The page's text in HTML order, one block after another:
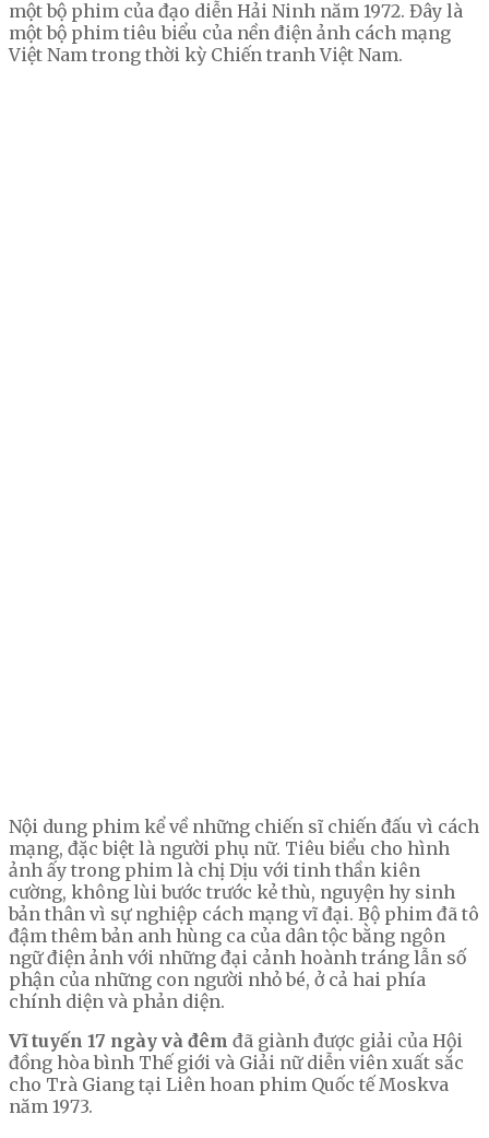
một bộ phim của đạo diễn Hải Ninh năm 1972. Đây là
một bộ phim tiêu biểu của nền điện ảnh cách mạng
Việt Nam trong thời kỳ Chiến tranh Việt Nam.
Nội dung phim kể về những chiến sĩ chiến đấu vì cách
mạng, đặc biệt là người phụ nữ. Tiêu biểu cho hình
ảnh ấy trong phim là chị Dịu với tinh thần kiên
cường, không lùi bước trước kẻ thù, nguyện hy sinh
bản thân vì sự nghiệp cách mạng vĩ đại. Bộ phim đã tô
đậm thêm bản anh hùng ca của dân tộc bằng ngôn
ngữ điện ảnh với những đại cảnh hoành tráng lẫn số
phận của những con người nhỏ bé, ở cả hai phía
chính diện và phản diện.
Vĩ tuyến 17 ngày và đêm đã giành được giải của Hội
đồng hòa bình Thế giới và Giải nữ diễn viên xuất sắc
cho Trà Giang tại Liên hoan phim Quốc tế Moskva
năm 1973.